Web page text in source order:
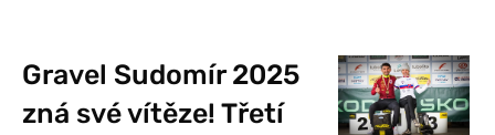
Gravel Sudomír 2025
zná své vítěze! Třetí